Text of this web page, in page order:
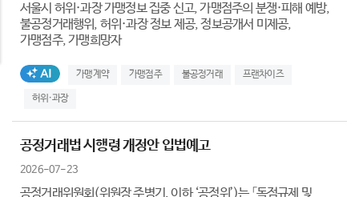
서울시 허위·과장 가맹정보 집중 신고, 가맹점주의 분쟁·피해 예방,
불공정거래행위, 허위·과장 정보 제공, 정보공개서 미제공,
가맹점주, 가맹희망자
AI생성태그 가맹계약 가맹점주 불공정거래 프랜차이즈
허위·과장
공정거래법 시행령 개정안 입법예고
2026-07-23
공정거래위원회(위원장 주병기, 이하 ‘공정위’)는 「독점규제 및